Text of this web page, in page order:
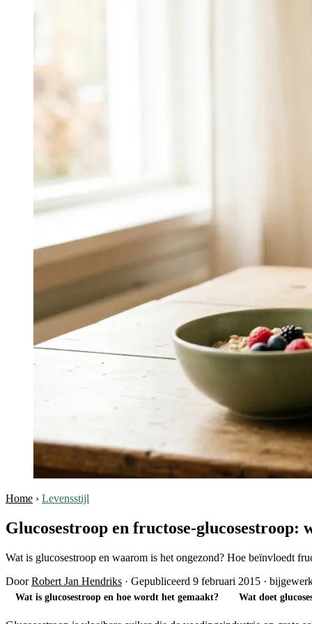
Home › Levensstijl
Glucosestroop en fructose-
Wat is glucosestroop en waarom is het ongezond? Hoe beïnvloedt
DoorRobert Jan Hendriks · Gepubliceerd 9 februari 2015 ·
Wat is glucosestroop en hoe wordt het gemaakt? Wat doet